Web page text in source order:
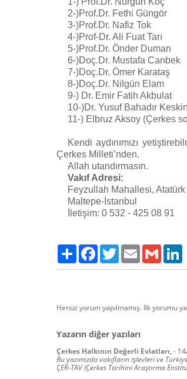
2-)Prof.Dr. Fethi Güngör
3-)Prof.Dr. Nafiz Tok
4-)Prof-Dr. Ali Fuat Tarı
5-)Prof.Dr. Önder Duman
6-)Doç.Dr. Mustafa Canbek
7-)Doç.Dr. Ömer Karataş
8-)Doç.Dr. Nilgün Elam
9-) Dr. Emir Fatih Akbulat
10-)Dr. Yusuf Bahadır Keskin
11-) Elbruz Aksoy (Çerkes
Kendi aydınımızı
Çerkes Milleti’nden.
Allah utandırmasın.
Vakıf Adresi:
Feyzullah Mahallesi,
Maltepe-İstanbul
İletişim: 0 532 - 425 08 91
Paylaş FacebookTwitter Email Gmail
Henüz yorum yapılmamış. İlk yorumu
Yazarın diğer yazıları
Çerkes Halkının Değerli Evlatları,-
Bu yazımızda vakıfların işlevleri ve
ÇER-TAV (Çerkes Tarihini Araştırma